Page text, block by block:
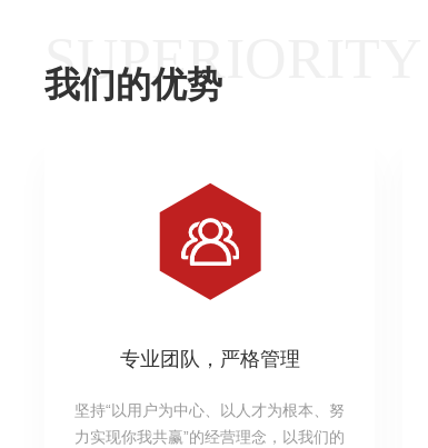
SUPERIORITY
我们的优势
专业团队，严格管理
坚持“以用户为中心、以人才为根本、努
力实现你我共赢”的经营理念，以我们的